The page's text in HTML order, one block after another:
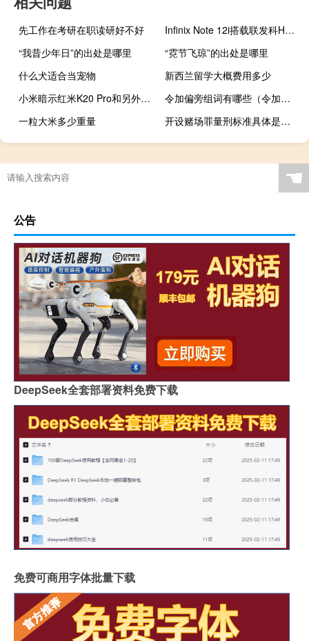
先工作在考研在职读研好不好
Infinix Note 12i搭载联发科Helio G85 SoC推出
“我昔少年日”的出处是哪里
“霓节飞琼”的出处是哪里
什么犬适合当宠物
新西兰留学大概费用多少
小米暗示红米K20 Pro和另外5款手机的售后支持将结束
令加偏旁组词有哪些（令加偏旁组词）
一粒大米多少重量
开设赌场罪量刑标准具体是什么
☚
公告
DeepSeek全套部署资料免费下载
免费可商用字体批量下载